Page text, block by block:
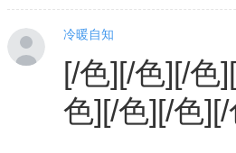
冷暖自知
[/色][/色][/色
色][/色][/色